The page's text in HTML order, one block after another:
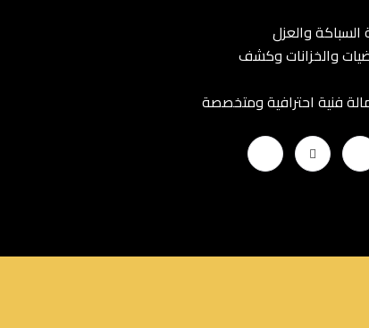
والعزل
والخزانات وكشف
فنية احترافية ومتخصصة